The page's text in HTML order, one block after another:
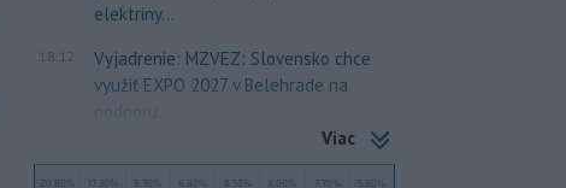
elektriny...
18:12
Vyjadrenie: MZVEZ: Slovensko chce
využiť EXPO 2027 v Belehrade na
podporu...
Viac